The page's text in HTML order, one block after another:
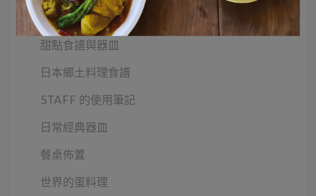
器皿與我的小小擺盤
甜點食譜與器皿
日本鄉土料理食譜
STAFF 的使用筆記
日常經典器皿
餐桌佈置
世界的蛋料理